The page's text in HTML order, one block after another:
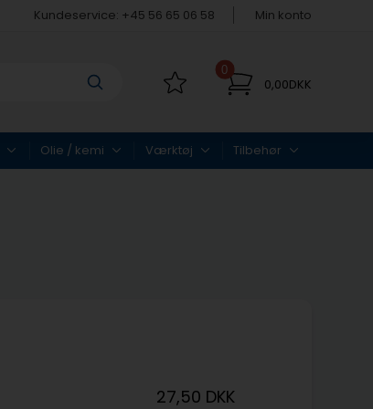
Kundeservice: +45 56 65 06 58 Min konto
0
0,00DKK
Olie / kemi Værktøj Tilbehør
27,50 DKK